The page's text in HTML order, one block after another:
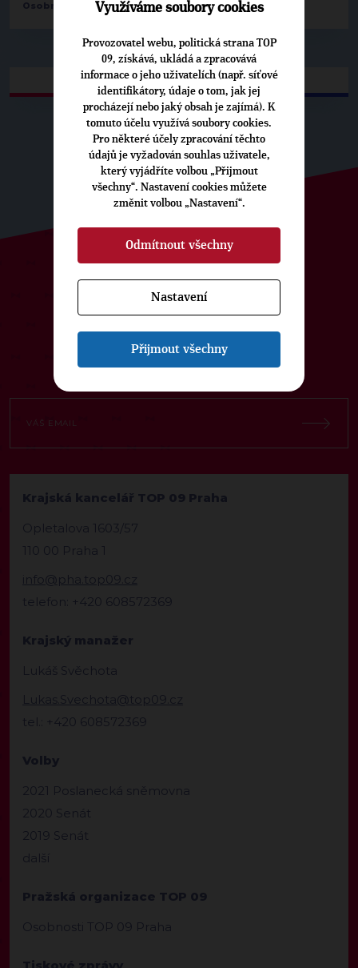
Osobnosti: Filip Vácha
ODEBÍREJTE NÁŠ TOPOVÝ
NEWSLETTER
Krajská kancelář TOP 09 Praha
Opletalova 1603/57
110 00 Praha 1
info@pha.top09.cz
telefon: +420 608572369
Krajský manažer
Lukáš Svěchota
Lukas.Svechota@top09.cz
tel.: +420 608572369
Volby
2021 Poslanecká sněmovna
2020 Senát
2019 Senát
další
Pražská organizace TOP 09
Osobnosti TOP 09 Praha
Využíváme soubory cookies
Provozovatel webu, politická strana TOP
09, získává, ukládá a zpracovává
informace o jeho uživatelích (např. síťové
identifikátory, údaje o tom, jak jej
procházejí nebo jaký obsah je zajímá). K
tomuto účelu využívá soubory cookies.
Pro některé účely zpracování těchto
údajů je vyžadován souhlas uživatele,
který vyjádříte volbou „Přijmout
všechny“. Nastavení cookies můžete
změnit volbou „Nastavení“.
Odmítnout všechny
Nastavení
Přijmout všechny